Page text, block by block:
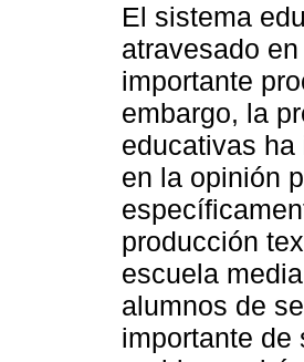
El sistema
atravesado
importante
embargo, la
educativas
en la opinión
producción
escuela
alumnos de
importante de